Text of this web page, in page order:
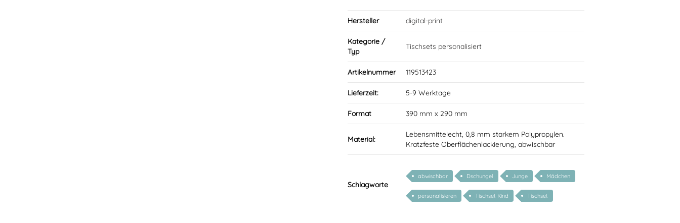
Hersteller digital-print
Kategorie /
Typ
Tischsets personalisiert
Artikelnummer 119513423
Lieferzeit: 5-9 Werktage
Format 390 mm x 290 mm
Material:
Lebensmittelecht, 0,8 mm starkem Polypropylen.
Kratzfeste Oberflächenlackierung, abwischbar
Schlagworte
abwischbar Dschungel Junge Mädchen
personalisieren Tischset Kind Tischset